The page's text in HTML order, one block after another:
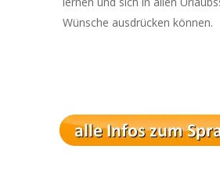
Wünsche ausdrücken können.